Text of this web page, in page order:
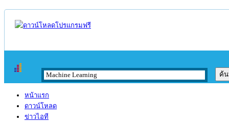
หน้าแรก
ดาวน์โหลด
ข่าวไอที